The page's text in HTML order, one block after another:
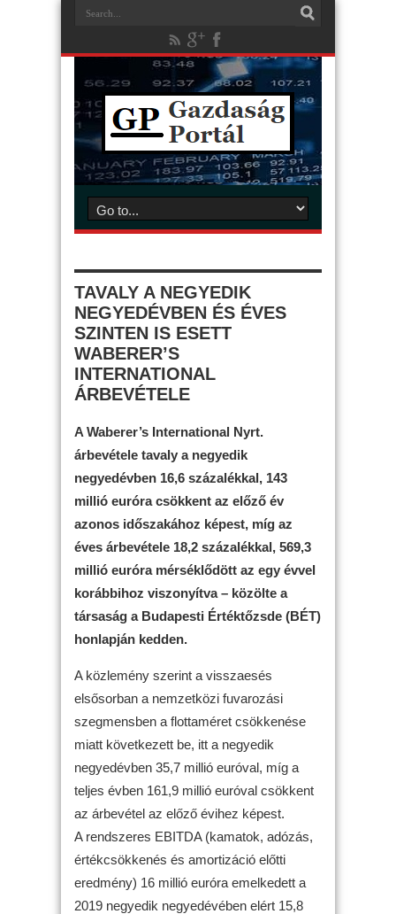
TAVALY A NEGYEDIK
NEGYEDÉVBEN ÉS ÉVES
SZINTEN IS ESETT
WABERER’S
INTERNATIONAL
ÁRBEVÉTELE
A Waberer’s International Nyrt.
árbevétele tavaly a negyedik
negyedévben 16,6 százalékkal, 143
millió euróra csökkent az előző év
azonos időszakához képest, míg az
éves árbevétele 18,2 százalékkal, 569,3
millió euróra mérséklődött az egy évvel
korábbihoz viszonyítva – közölte a
társaság a Budapesti Értéktőzsde (BÉT)
honlapján kedden.
A közlemény szerint a visszaesés
elsősorban a nemzetközi fuvarozási
szegmensben a flottaméret csökkenése
miatt következett be, itt a negyedik
negyedévben 35,7 millió euróval, míg a
teljes évben 161,9 millió euróval csökkent
az árbevétel az előző évihez képest.
A rendszeres EBITDA (kamatok, adózás,
értékcsökkenés és amortizáció előtti
eredmény) 16 millió euróra emelkedett a
2019 negyedik negyedévében elért 15,8